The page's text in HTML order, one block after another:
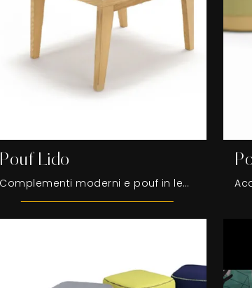
Pouf Lido
Complementi moderni e pouf in legno: ottieni informazioni sul modello Pouf Lido di Egoitaliano e potrai arricchire i tuoi locali.